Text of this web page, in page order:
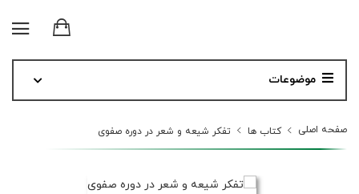
موضوعات
صفحه اصلی کتاب ها تفکر شیعه و شعر در دوره صفوی